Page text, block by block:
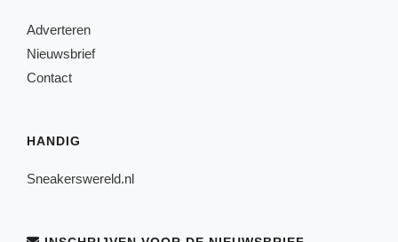
Adverteren
Nieuwsbrief
Contact
HANDIG
Sneakerswereld.nl